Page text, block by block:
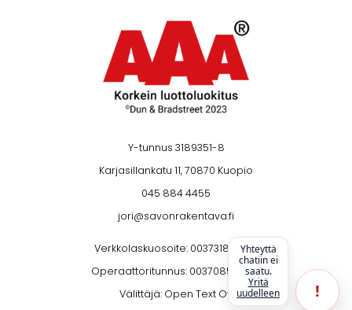
Y-tunnus 3189351-8
Karjasillankatu 11, 70870 Kuopio
045 884 4455
jori@savonrakentava.fi
Verkkolaskuosoite: 003731893518
Operaattoritunnus: 003708599126
Välittäjä: Open Text Oy
!
Yhteyttä
chatiin ei
saatu.
Yritä
uudelleen